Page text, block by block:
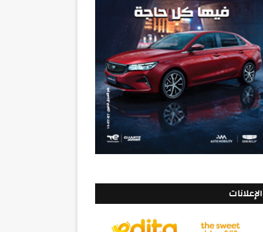
الإعلانات